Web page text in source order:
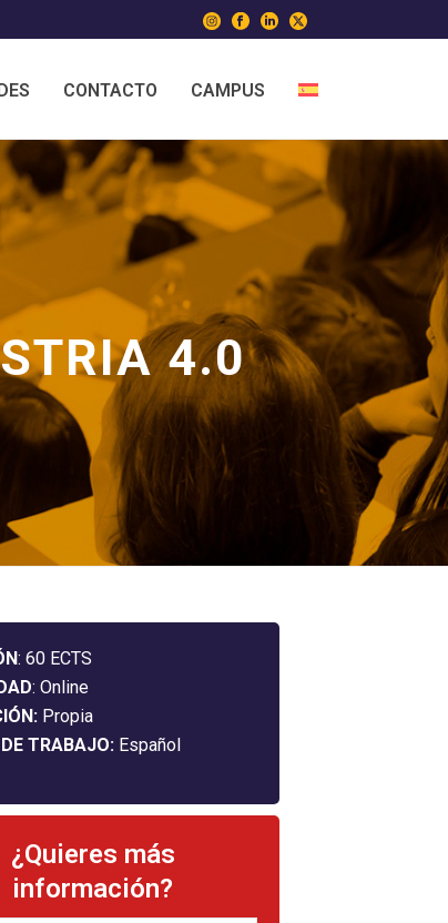
CONTACTO CAMPUS
4.0
: 60 ECTS
: Online
Propia
TRABAJO: Español
¿Quieres más
información?